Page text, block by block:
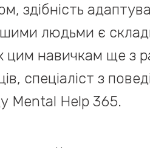
здібність
людьми є
цим навичкам ще з
спеціаліст з
Mental Help 365.